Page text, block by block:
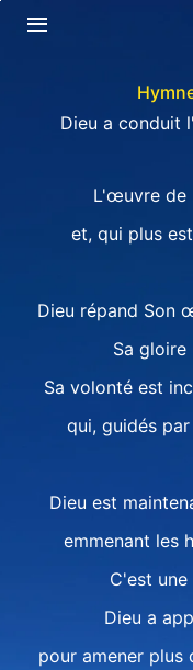
Dieu a conduit
L'œuvre de
et, qui plus
Dieu répand Son
Sa gloire
Sa volonté est
qui, guidés
Dieu est
emmenant les
C'est
Dieu a
pour amener plus